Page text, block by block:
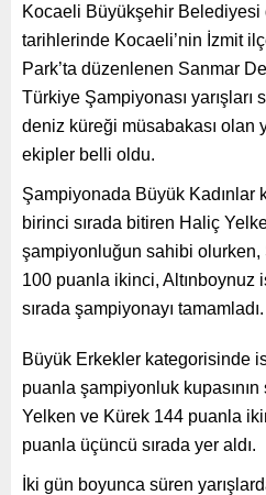
Kocaeli Büyükşehir Belediyesi
tarihlerinde Kocaeli’nin İzmit
Park’ta düzenlenen Sanmar
Türkiye Şampiyonası yarışları
deniz küreği müsabakası olan
ekipler belli oldu.
Şampiyonada Büyük Kadınlar
birinci sırada bitiren Haliç
şampiyonluğun sahibi
100 puanla ikinci, Altınboynuz
sırada şampiyonayı tamamladı.
Büyük Erkekler kategorisinde
puanla şampiyonluk
Yelken ve Kürek 144 puanla
puanla üçüncü sırada yer aldı.
İki gün boyunca süren